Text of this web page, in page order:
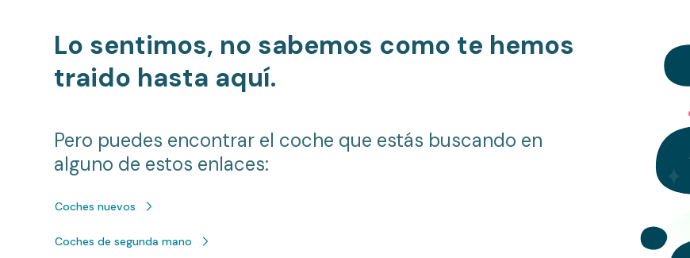
Lo sentimos, no sabemos como te hemos
traido hasta aquí.
Pero puedes encontrar el coche que estás buscando en
alguno de estos enlaces:
Coches nuevos
Coches de segunda mano